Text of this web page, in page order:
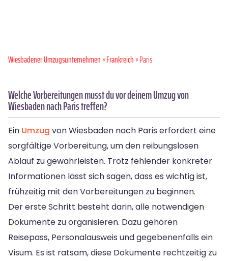
Wiesbadener Umzugsunternehmen»Frankreich» Paris
Welche Vorbereitungen musst du vor deinem Umzug von
Wiesbaden nach Paris treffen?
Ein Umzug von Wiesbaden nach Paris erfordert eine
sorgfältige Vorbereitung, um den reibungslosen
Ablauf zu gewährleisten. Trotz fehlender konkreter
Informationen lässt sich sagen, dass es wichtig ist,
frühzeitig mit den Vorbereitungen zu beginnen.
Der erste Schritt besteht darin, alle notwendigen
Dokumente zu organisieren. Dazu gehören
Reisepass, Personalausweis und gegebenenfalls ein
Visum. Es ist ratsam, diese Dokumente rechtzeitig zu